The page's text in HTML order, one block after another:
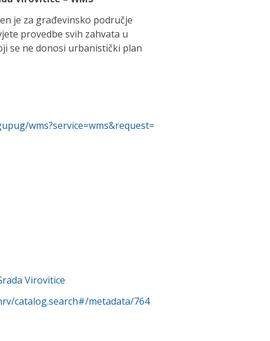
je za građevinsko područje
provedbe svih zahvata u
se ne donosi urbanistički plan
wms?service=wms&request=
Virovitice
catalog.search#/metadata/764